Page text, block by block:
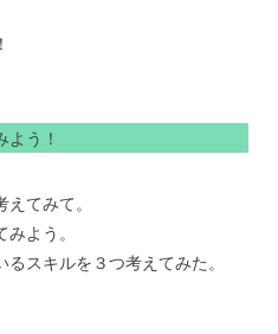
う！
てみて。
よう。
スキルを３つ考えてみた。